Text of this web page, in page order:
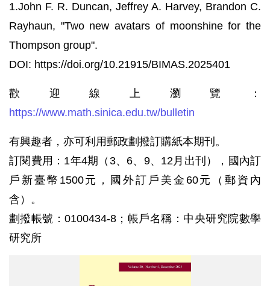
1.John F. R. Duncan, Jeffrey A. Harvey, Brandon C.
Rayhaun, "Two new avatars of moonshine for the
Thompson group".
DOI: https://doi.org/10.21915/BIMAS.2025401
歡迎線上瀏覽：
https://www.math.sinica.edu.tw/bulletin
有興趣者，亦可利用郵政劃撥訂購紙本期刊。
訂閱費用：1年4期（3、6、9、12月出刊），國內訂
戶新臺幣1500元，國外訂戶美金60元（郵資內
含）。
劃撥帳號：0100434-8；帳戶名稱：中央研究院數學
研究所